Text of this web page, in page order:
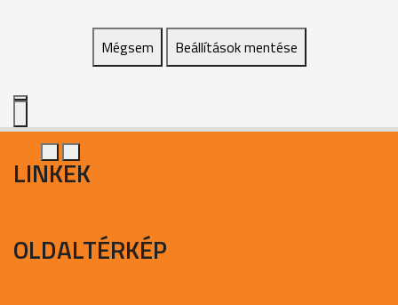
Mégsem Beállítások mentése
LINKEK
OLDALTÉRKÉP